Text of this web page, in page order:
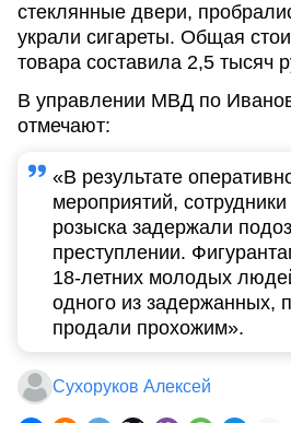
стеклянные двери,
украли сигареты. Общая
товара составила 2,5 тысяч
В управлении МВД по
отмечают:
«В результате
мероприятий, сотрудники
розыска задержали
преступлении.
18-летних молодых
одного из задержанных,
продали прохожим».
Сухоруков Алексей